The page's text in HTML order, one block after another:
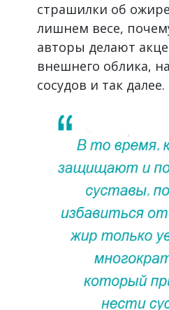
страшилки об
лишнем весе,
авторы делают
внешнего облика,
сосудов и так далее.